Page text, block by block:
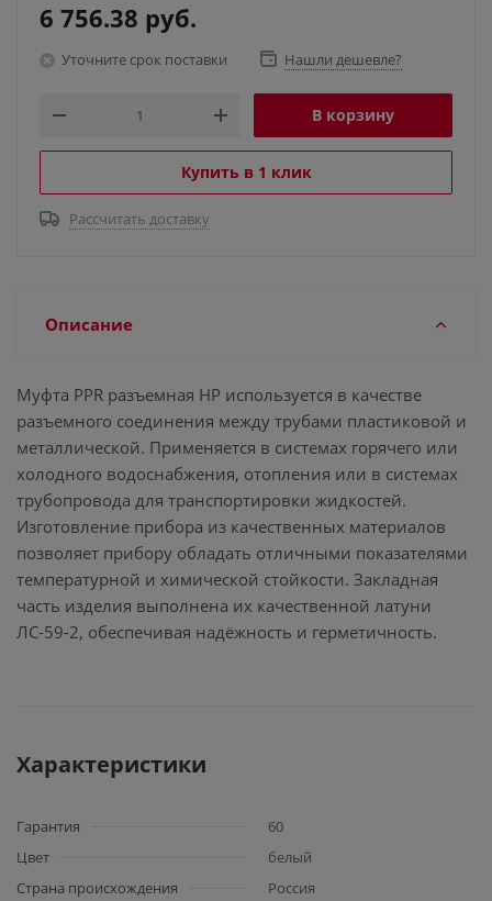
6 756.38 руб.
Уточните срок поставки Нашли дешевле?
В корзину
Купить в 1 клик
Рассчитать доставку
Описание
Муфта PPR разъемная НР используется в качестве
разъемного соединения между трубами пластиковой и
металлической. Применяется в системах горячего или
холодного водоснабжения, отопления или в системах
трубопровода для транспортировки жидкостей.
Изготовление прибора из качественных материалов
позволяет прибору обладать отличными показателями
температурной и химической стойкости. Закладная
часть изделия выполнена их качественной латуни
ЛС-59-2, обеспечивая надёжность и герметичность.
Характеристики
Гарантия
60
Цвет
белый
Страна происхождения
Россия